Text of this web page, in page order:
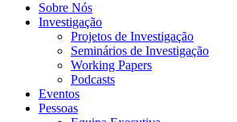
Sobre Nós
Investigação
Projetos de Investigação
Seminários de Investigação
Working Papers
Podcasts
Eventos
Pessoas